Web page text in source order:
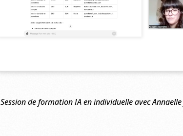
Session de formation IA en individuelle avec